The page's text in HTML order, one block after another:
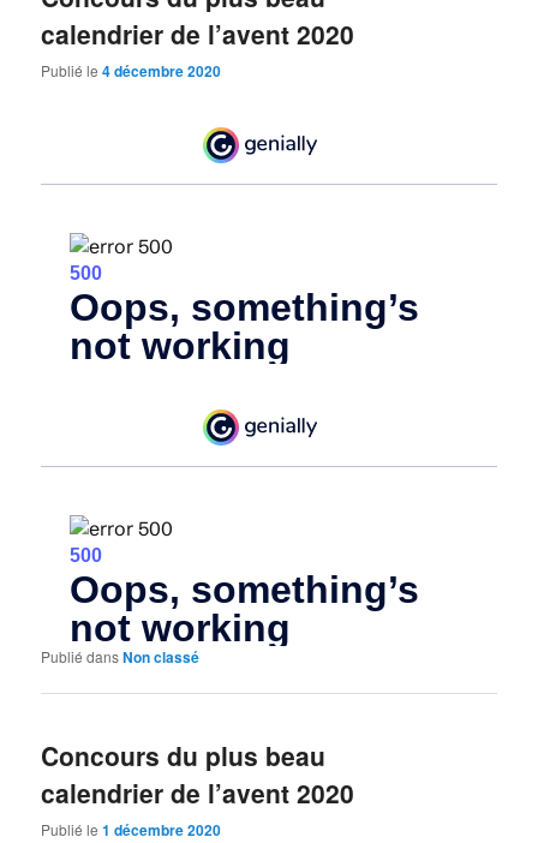
calendrier de l’avent 2020
Publié le4 décembre 2020
Publié dansNon classé
Concours du plus beau
calendrier de l’avent 2020
Publié le1 décembre 2020